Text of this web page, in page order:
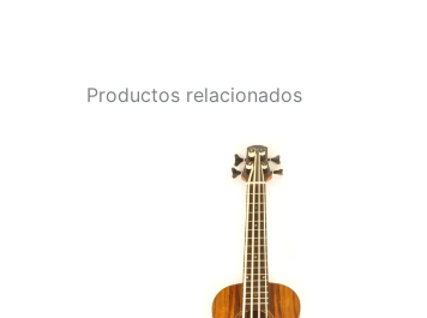
Productos relacionados